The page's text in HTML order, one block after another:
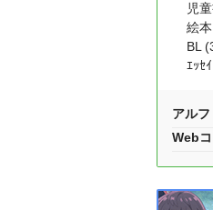
児
絵
BL
ｴｯｾ
アル
Web